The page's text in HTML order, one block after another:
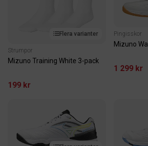
Flera varianter
Strumpor
Mizuno Training White 3-pack
199 kr
Pingisskor
Mizuno
1 299 kr